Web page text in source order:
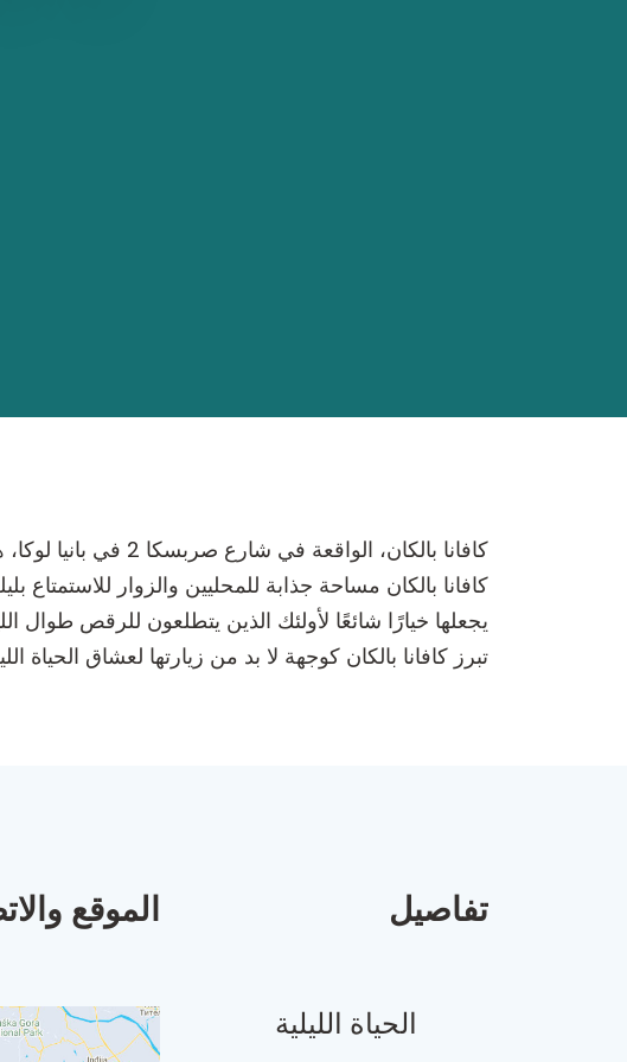
كافانا بالكان،
كافانا بالكان مساحة جذابة للمحليين والزوار للاستمتاع
يجعلها خيارًا شائعًا لأولئك الذين يتطلعون للرقص طوال
تبرز كافانا بالكان كوجهة لا بد من زيارتها لعشاق الحياة
تفاصيل
الحياة الليلية
الموقع